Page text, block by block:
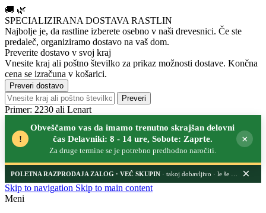
🚚 🌿
SPECIALIZIRANA DOSTAVA RASTLIN
Najbolje je, da rastline izberete osebno v naši drevesnici. Če ste
predaleč, organiziramo dostavo na vaš dom.
Preverite dostavo v svoj kraj
Vnesite kraj ali poštno številko za prikaz možnosti dostave. Končna
cena se izračuna v košarici.
Preveri dostavo
Preveri
Primer: 2230 ali Lenart
!
Obveščamo vas da imamo trenutno skrajšan delovni
čas Delavniki: 8 - 14 ure, Sobote: Zaprte.
Za druge termine se je potrebno predhodno naročiti.
×
POLETNA RAZPRODAJA ZALOG · takoj dobavljivo · le še nekaj dni ×
Skip to navigation Skip to main content
Meni